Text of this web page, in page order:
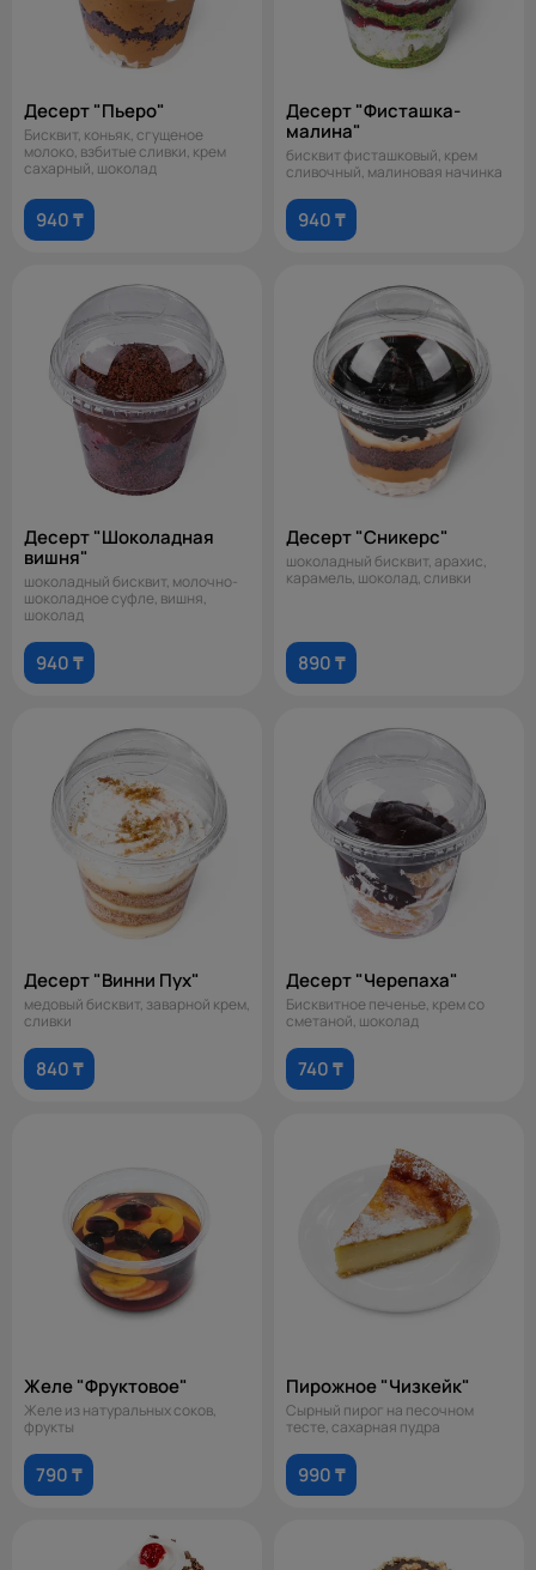
Десерт "Пьеро"
Бисквит, коньяк, сгущеное
молоко, взбитые сливки, крем
сахарный, шоколад
940 ₸
Десерт "Фисташка-
малина"
бисквит фисташковый, крем
сливочный, малиновая начинка
940 ₸
Десерт "Шоколадная
вишня"
шоколадный бисквит, молочно-
шоколадное суфле, вишня,
шоколад
940 ₸
Десерт "Сникерс"
шоколадный бисквит, арахис,
карамель, шоколад, сливки
890 ₸
Десерт "Винни Пух"
медовый бисквит, заварной крем,
сливки
840 ₸
Десерт "Черепаха"
Бисквитное печенье, крем со
сметаной, шоколад
740 ₸
Желе "Фруктовое"
Желе из натуральных соков,
фрукты
790 ₸
Пирожное "Чизкейк"
Сырный пирог на песочном
тесте, сахарная пудра
990 ₸